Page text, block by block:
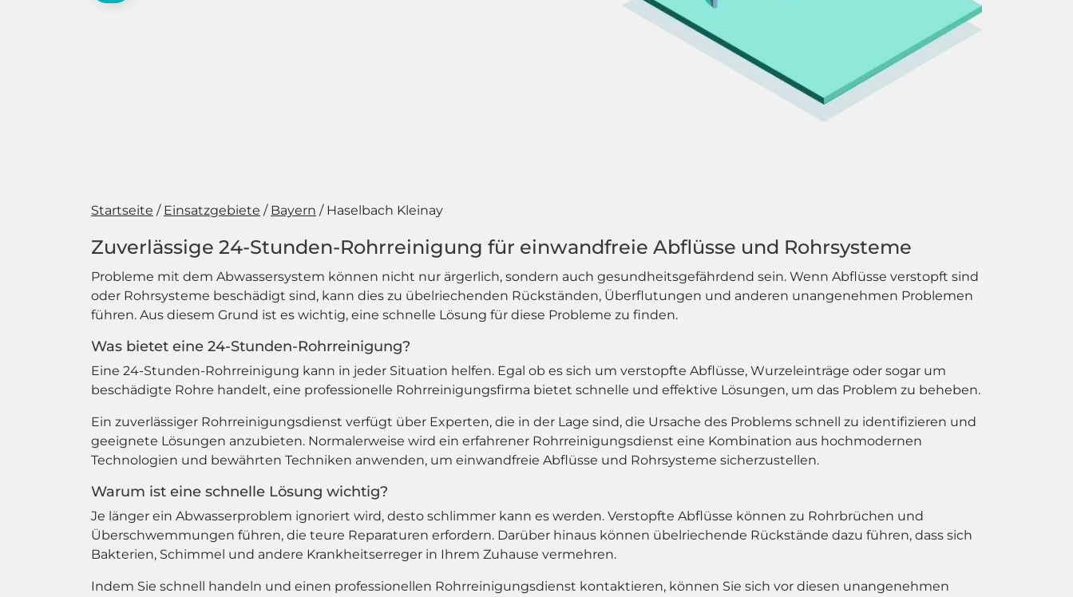
Startseite Einsatzgebiete Bayern Haselbach Kleinay
Zuverlässige 24-Stunden-Rohrreinigung für einwandfreie Abflüsse und Rohrsysteme
Probleme mit dem Abwassersystem können nicht nur ärgerlich, sondern auch gesundheitsgefährdend sein. Wenn Abflüsse verstopft sind
oder Rohrsysteme beschädigt sind, kann dies zu übelriechenden Rückständen, Überflutungen und anderen unangenehmen Problemen
führen. Aus diesem Grund ist es wichtig, eine schnelle Lösung für diese Probleme zu finden.
Was bietet eine 24-Stunden-Rohrreinigung?
Eine 24-Stunden-Rohrreinigung kann in jeder Situation helfen. Egal ob es sich um verstopfte Abflüsse, Wurzeleinträge oder sogar um
beschädigte Rohre handelt, eine professionelle Rohrreinigungsfirma bietet schnelle und effektive Lösungen, um das Problem zu beheben.
Ein zuverlässiger Rohrreinigungsdienst verfügt über Experten, die in der Lage sind, die Ursache des Problems schnell zu identifizieren und
geeignete Lösungen anzubieten. Normalerweise wird ein erfahrener Rohrreinigungsdienst eine Kombination aus hochmodernen
Technologien und bewährten Techniken anwenden, um einwandfreie Abflüsse und Rohrsysteme sicherzustellen.
Warum ist eine schnelle Lösung wichtig?
Je länger ein Abwasserproblem ignoriert wird, desto schlimmer kann es werden. Verstopfte Abflüsse können zu Rohrbrüchen und
Überschwemmungen führen, die teure Reparaturen erfordern. Darüber hinaus können übelriechende Rückstände dazu führen, dass sich
Bakterien, Schimmel und andere Krankheitserreger in Ihrem Zuhause vermehren.
Indem Sie schnell handeln und einen professionellen Rohrreinigungsdienst kontaktieren, können Sie sich vor diesen unangenehmen